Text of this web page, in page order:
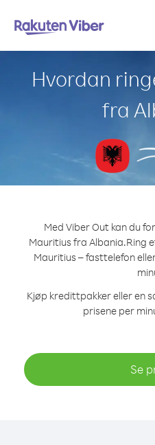
Hvordan
fra
Med Viber Out kan du
Mauritius fra Albania.Ring
Mauritius – fasttelefon
Kjøp kredittpakker eller en
prisene per
Se